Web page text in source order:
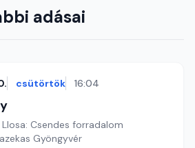
adásai
csütörtök 16:04
Csendes forradalom
Gyöngyvér